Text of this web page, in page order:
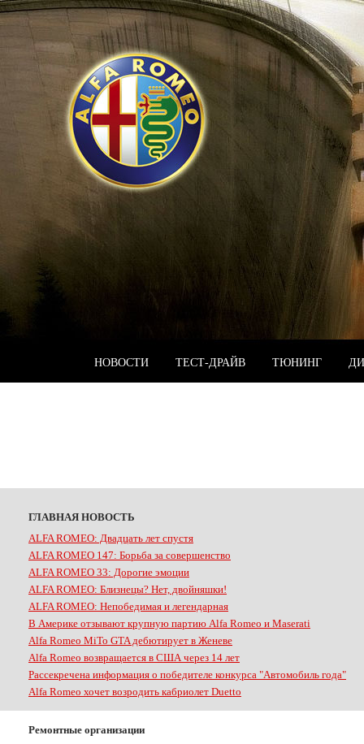
НОВОСТИ ТЕСТ-ДРАЙВ ТЮНИНГ
ГЛАВНАЯ НОВОСТЬ
ALFA ROMEO: Двадцать лет спустя
ALFA ROMEO 147: Борьба за совершенство
ALFA ROMEO 33: Дорогие эмоции
ALFA ROMEO: Близнецы? Нет, двойняшки!
ALFA ROMEO: Непобедимая и легендарная
В Америке отзывают крупную партию Alfa Romeo и Maserati
Alfa Romeo MiTo GTA дебютирует в Женеве
Alfa Romeo возвращается в США через 14 лет
Рассекречена информация о победителе конкурса "Автомобиль года"
Alfa Romeo хочет возродить кабриолет Duetto
Ремонтные организации